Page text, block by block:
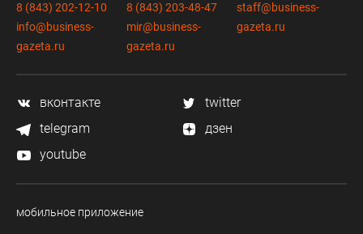
8 (843) 202-12-10
info@business-
gazeta.ru
8 (843) 203-48-47
mir@business-
gazeta.ru
staff@business-
gazeta.ru
вконтакте
twitter
telegram
дзен
youtube
мобильное приложение